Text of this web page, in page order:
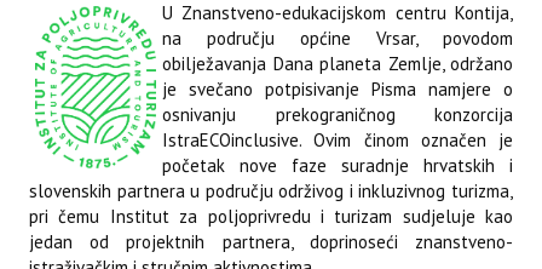
U Znanstveno-edukacijskom centru Kontija,
na području općine Vrsar, povodom
obilježavanja Dana planeta Zemlje, održano
je svečano potpisivanje Pisma namjere o
osnivanju prekograničnog konzorcija
IstraECOinclusive. Ovim činom označen je
početak nove faze suradnje hrvatskih i
slovenskih partnera u području održivog i inkluzivnog turizma,
pri čemu Institut za poljoprivredu i turizam sudjeluje kao
jedan od projektnih partnera, doprinoseći znanstveno-